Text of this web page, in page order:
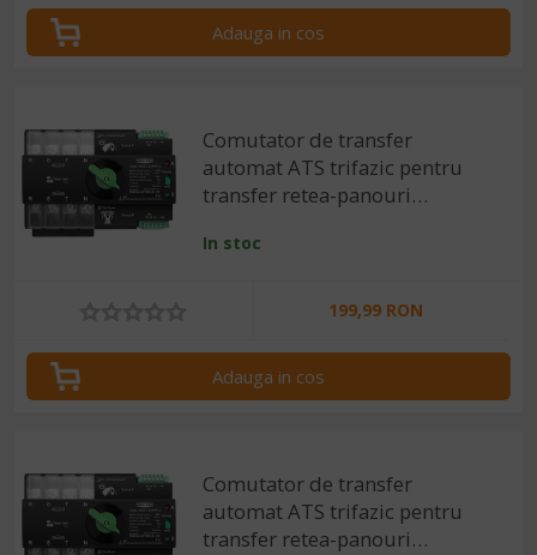
Adauga in cos
Comutator de transfer
automat ATS trifazic pentru
transfer retea-panouri
In stoc
199,99 RON
Adauga in cos
Comutator de transfer
automat ATS trifazic pentru
transfer retea-panouri